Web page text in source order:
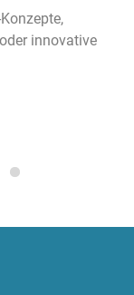
innovative